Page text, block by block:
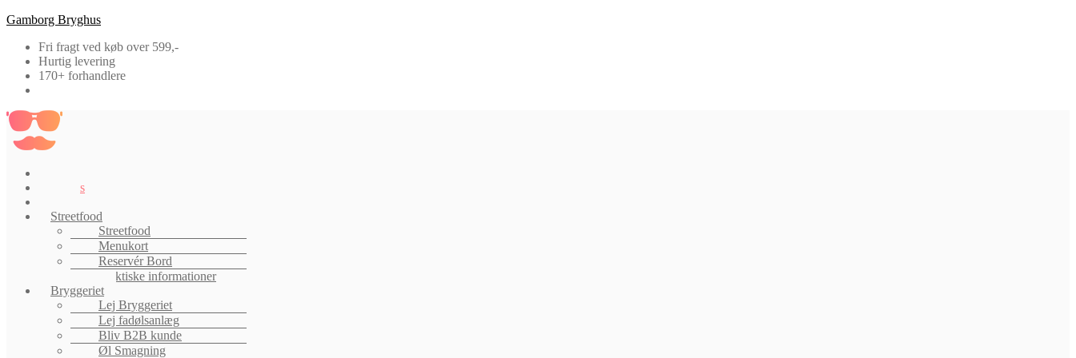
Gamborg Bryghus
Fri fragt ved køb over 599,-
Hurtig levering
170+ forhandlere
Menu
Events
Streetfood
Streetfood
Menukort
Reservér Bord
Praktiske informationer
Bryggeriet
Lej Bryggeriet
Lej fadølsanlæg
Bliv B2B kunde
Øl Smagning